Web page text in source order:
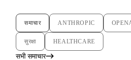
समाचार ANTHROPIC
सुरक्षा HEALTHCARE
सभी समाचार